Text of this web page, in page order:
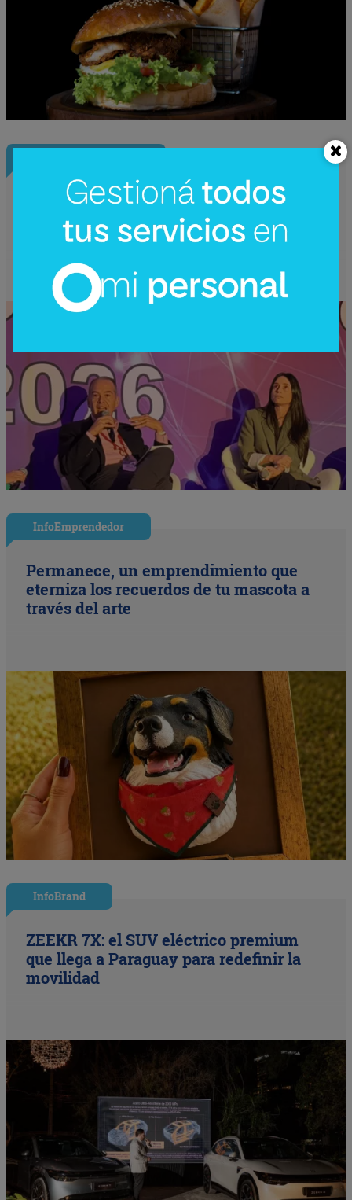
SIP Connect 2026 (parte III): ¿cómo nace
el nuevo estándar de producción? (Long
video + Tik Tok + multi cross + eventos)
InfoEmprendedor
Permanece, un emprendimiento que
eterniza los recuerdos de tu mascota a
través del arte
InfoBrand
ZEEKR 7X: el SUV eléctrico premium
que llega a Paraguay para redefinir la
movilidad